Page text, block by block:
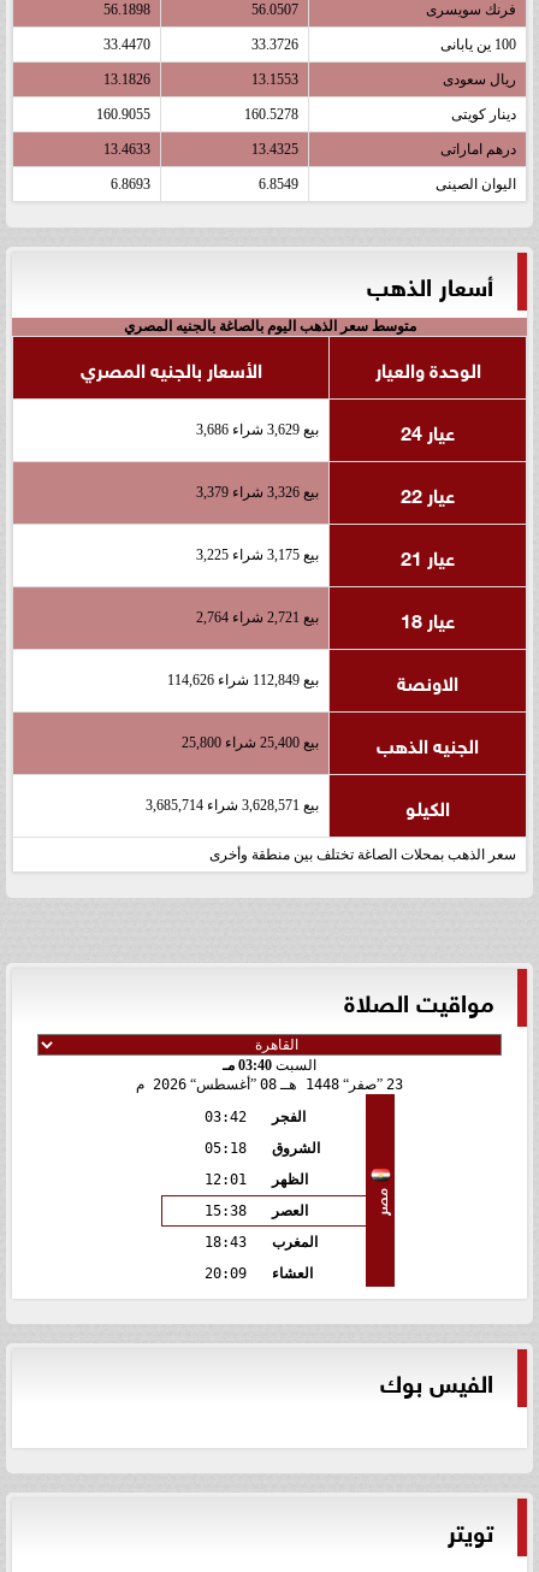
فرنك سويسرى 56.0507
56.1898
100 ين يابانى 33.3726
33.4470
ريال سعودى 13.1553
13.1826
دينار كويتى 160.5278
160.9055
درهم اماراتى 13.4325
13.4633
اليوان الصينى 6.8549
6.8693
أسعار الذهب
متوسط سعر الذهب اليوم بالصاغة بالجنيه المصري
الوحدة والعيار
الأسعار بالجنيه المصري
عيار 24
بيع 3,629 شراء 3,686
عيار 22 بيع 3,326 شراء 3,379
عيار 21 بيع 3,175 شراء 3,225
عيار 18 بيع 2,721 شراء 2,764
الاونصة بيع 112,849 شراء 114,626
الجنيه الذهب بيع 25,400 شراء 25,800
الكيلو بيع 3,628,571 شراء 3,685,714
سعر الذهب بمحلات الصاغة تختلف بين منطقة وأخرى
مواقيت الصلاة
السبت 03:40 مـ
23 صفر 1448 هـ 08 أغسطس 2026 م
مصر
الفجر
03:42
الشروق
05:18
الظهر
12:01
العصر
15:38
المغرب
18:43
العشاء
20:09
الفيس بوك
تويتر